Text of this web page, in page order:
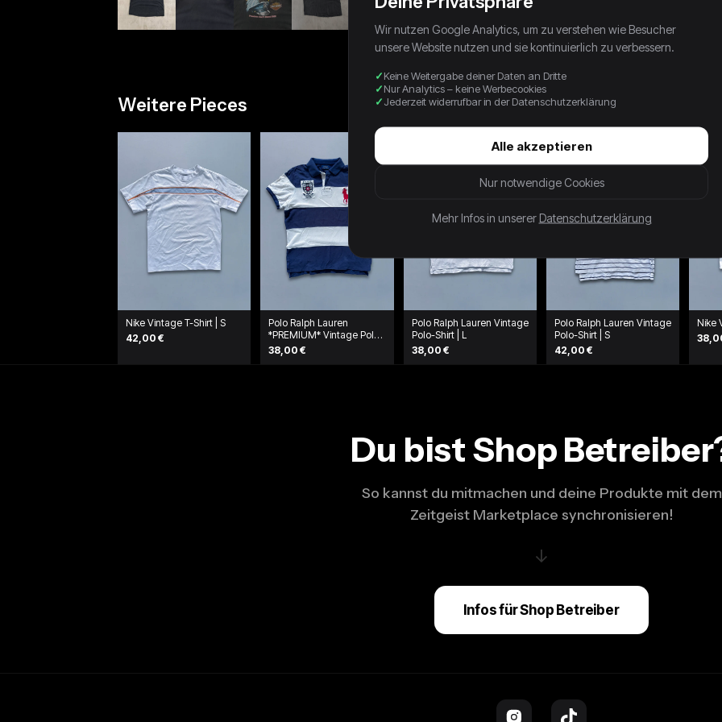
Weitere Pieces
Nike Vintage T-Shirt | S
42,00 €
Polo Ralph Lauren
*PREMIUM* Vintage Polo-
Shirt | L
38,00 €
Polo Ralph Lauren Vintage
Polo-Shirt | L
38,00 €
Polo Ralph Lauren Vintage
Polo-Shirt | S
42,00 €
Nike
Du bist Shop
So kannst du mitmachen und deine Produkte mit dem
Zeitgeist Marketplace synchronisieren!
↓
Infos für Shop Betreiber
Wir nutzen Google Analytics, um zu verstehen wie Besucher
unsere Website nutzen und sie kontinuierlich zu verbessern.
Keine Weitergabe deiner Daten an Dritte
Nur Analytics – keine Werbecookies
Jederzeit widerrufbar in der Datenschutzerklärung
Alle akzeptieren
Nur notwendige Cookies
Mehr Infos in unserer Datenschutzerklärung